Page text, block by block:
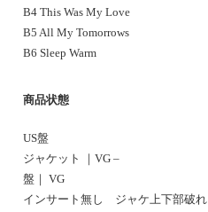
B4 This Was My Love
B5 All My Tomorrows
B6 Sleep Warm
商品状態
US盤
ジャケット ｜VG –
盤｜ VG
インサート無し ジャケ上下部破れ